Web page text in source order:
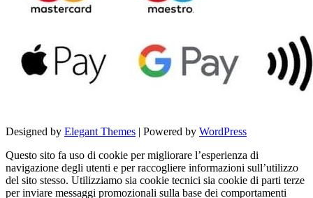
Designed by Elegant Themes | Powered by WordPress
Questo sito fa uso di cookie per migliorare l’esperienza di
navigazione degli utenti e per raccogliere informazioni sull’utilizzo
del sito stesso. Utilizziamo sia cookie tecnici sia cookie di parti terze
per inviare messaggi promozionali sulla base dei comportamenti